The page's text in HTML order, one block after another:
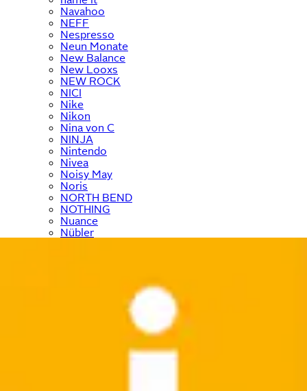
Navahoo
NEFF
Nespresso
Neun Monate
New Balance
New Looxs
NEW ROCK
NICI
Nike
Nikon
Nina von C
NINJA
Nintendo
Nivea
Noisy May
Noris
NORTH BEND
NOTHING
Nuance
Nübler
ONLY & SONS
Ostsee-Schmuck
OTTO home
OTTO products